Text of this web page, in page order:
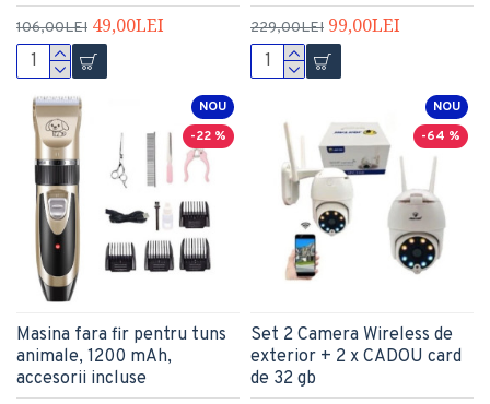
106,00LEI 49,00LEI 229,00LEI 99,00LEI
NOU
-22 %
Masina fara fir pentru tuns
animale, 1200 mAh,
accesorii incluse
NOU
-64 %
Set 2 Camera Wireless de
exterior + 2 x CADOU card
de 32 gb